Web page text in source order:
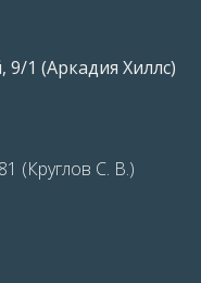
9/1 (Аркадия Хиллс)
(Круглов С. В.)